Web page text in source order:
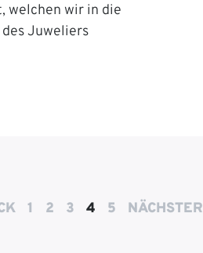
welchen wir in die
Juweliers
1 2 3 4 5 NÄCHSTER